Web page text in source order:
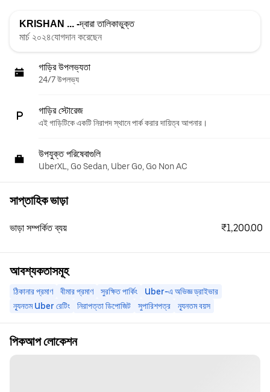
KRISHAN ... -দ্বারা তালিকাভুক্ত
মার্চ ২০২৪যোগদান করেছেন
গাড়ির উপলভ্যতা
24/7 উপলভ্য
গাড়ির স্টোরেজ
এই গাড়িটিকে একটি নিরাপদ স্থানে পার্ক করার দায়িত্ব আপনার।
উপযুক্ত পরিষেবাগুলি
UberXL, Go Sedan, Uber Go, Go Non AC
সাপ্তাহিক ভাড়া
ভাড়া সম্পর্কিত ব্যয় ₹1,200.00
আবশ্যকতাসমূহ
ঠিকানার প্রমাণ বীমার প্রমাণ সুরক্ষিত পার্কিং
Uber-এ অভিজ্ঞ ড্রাইভার
ন্যূনতম Uber রেটিং
নিরাপত্তা ডিপোজিট সুপারিশপত্র ন্যূনতম বয়স
পিকআপ লোকেশন